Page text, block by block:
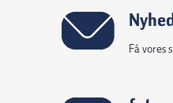
Få vores